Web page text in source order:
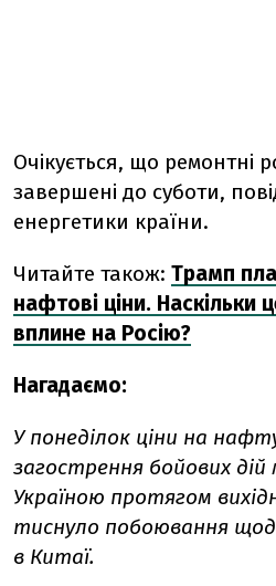
Очікується, що ремонтні
завершені до суботи,
енергетики країни.
Читайте також: Трамп
нафтові ціни. Наскільки
вплине на Росію?
Нагадаємо:
У понеділок ціни на
загострення бойових дій
Україною протягом
тиснуло побоювання
в Китаї.